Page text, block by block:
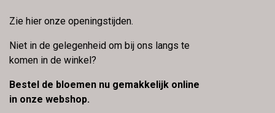
Zie hier onze openingstijden.
Niet in de gelegenheid om bij ons langs te
komen in de winkel?
Bestel de bloemen nu gemakkelijk online
in onze webshop.